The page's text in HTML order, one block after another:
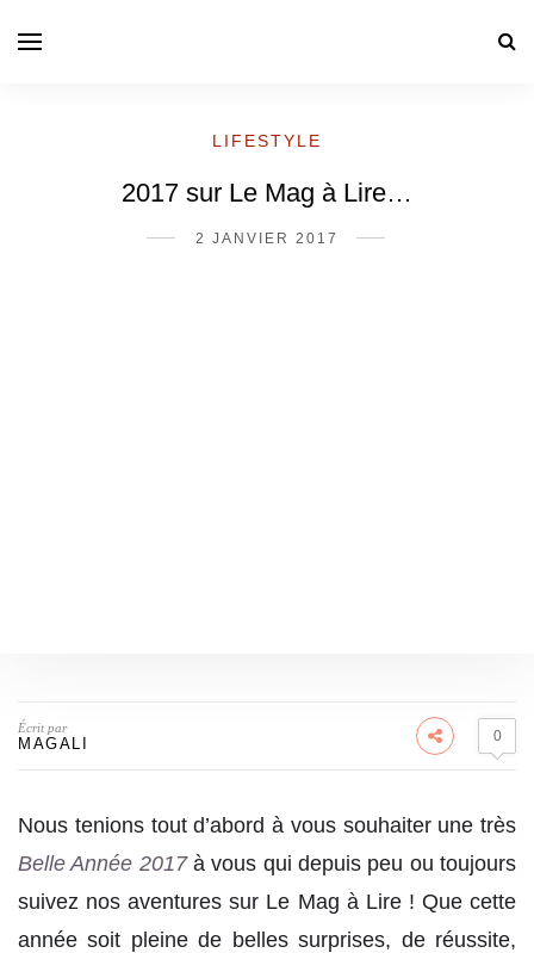
LIFESTYLE
2017 sur Le Mag à Lire…
2 JANVIER 2017
Écrit par
MAGALI 0
Nous tenions tout d’abord à vous souhaiter une très
Belle Année 2017à vous qui depuis peu ou toujours
suivez nos aventures sur Le Mag à Lire ! Que cette
année soit pleine de belles surprises, de réussite,